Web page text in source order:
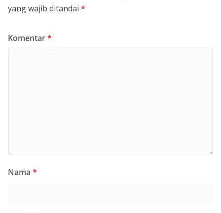
yang wajib ditandai *
Komentar*
Nama *